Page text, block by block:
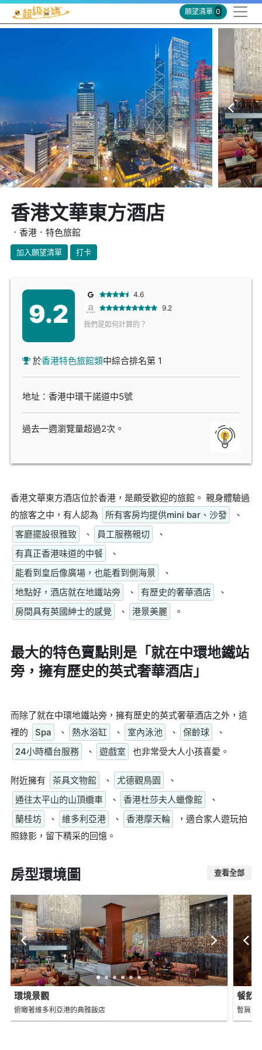
願望清單 0
香港文華東方酒店
．香港．特色旅館
加入願望清單 打卡
9.2
4.6
9.2
我們是如何計算的？
於香港特色旅館類中綜合排名第 1
地址：香港中環干諾道中5號
過去一週瀏覽量超過2次。
香港文華東方酒店位於香港，是頗受歡迎的旅館。 親身體驗過
的旅客之中，有人認為
所有客房均提供mini bar、沙發
、
客廳擺設很雅致
、 員工服務親切
、
有真正香港味道的中餐
、
能看到皇后像廣場，也能看到側海景
、
地點好，酒店就在地鐵站旁
、 有歷史的奢華酒店
、
房間具有英國紳士的感覺
、 港景美麗 。
最大的特色賣點則是「就在中環地鐵站
旁，擁有歷史的英式奢華酒店」
而除了就在中環地鐵站旁，擁有歷史的英式奢華酒店之外，這
裡的
Spa 、 熱水浴缸 、 室內泳池 、 保齡球
、
24小時櫃台服務
、 遊戲室 也非常受大人小孩喜愛。
附近擁有 茶具文物館 、 尤德觀鳥園
、
通往太平山的山頂纜車
、 香港杜莎夫人蠟像館
、
蘭桂坊
、 維多利亞港 、 香港摩天輪
，適合家人遊玩拍
照錄影，留下精采的回憶。
房型環境圖 查看全部
環境景觀
俯瞰著維多利亞港的典雅飯店
餐飲
暫無更